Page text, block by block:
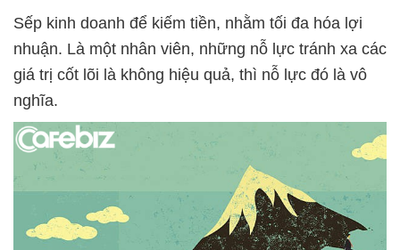
Sếp kinh doanh để kiếm tiền, nhằm tối đa hóa lợi
nhuận. Là một nhân viên, những nỗ lực tránh xa các
giá trị cốt lõi là không hiệu quả, thì nỗ lực đó là vô
nghĩa.